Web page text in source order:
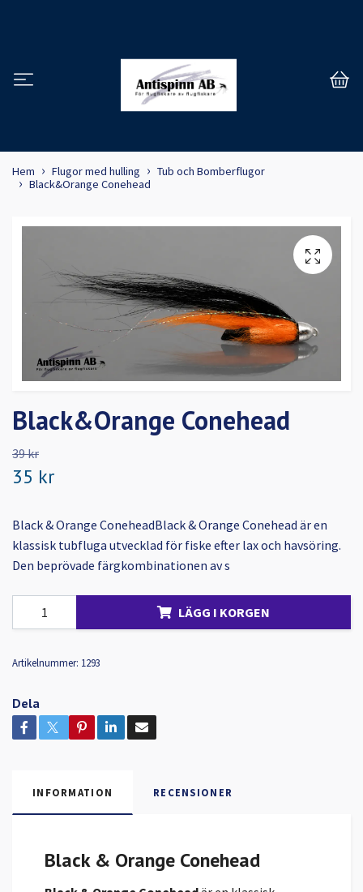
Hem Flugor med hulling
Tub och Bomberflugor
Black&Orange Conehead
Black&Orange Conehead
39 kr
35 kr
Black & Orange ConeheadBlack & Orange Conehead är en
klassisk tubfluga utvecklad för fiske efter lax och havsöring.
Den beprövade färgkombinationen av s
LÄGG I KORGEN
Artikelnummer: 1293
Dela
INFORMATION RECENSIONER
Black & Orange Conehead